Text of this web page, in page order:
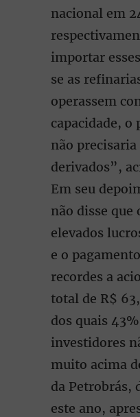
nacional em
importar
se as
operassem
capacidade, o
não
derivados”,
Em seu
não disse que
elevados
e o
recordes a
total de R$
dos quais
investidores
muito acima
da Petrobrás,
este ano,